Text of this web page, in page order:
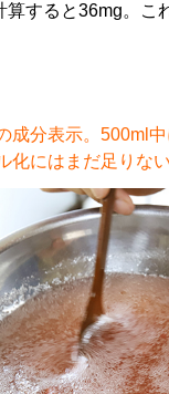
算すると36mg。こ
成分表示。500ml
化にはまだ足りない